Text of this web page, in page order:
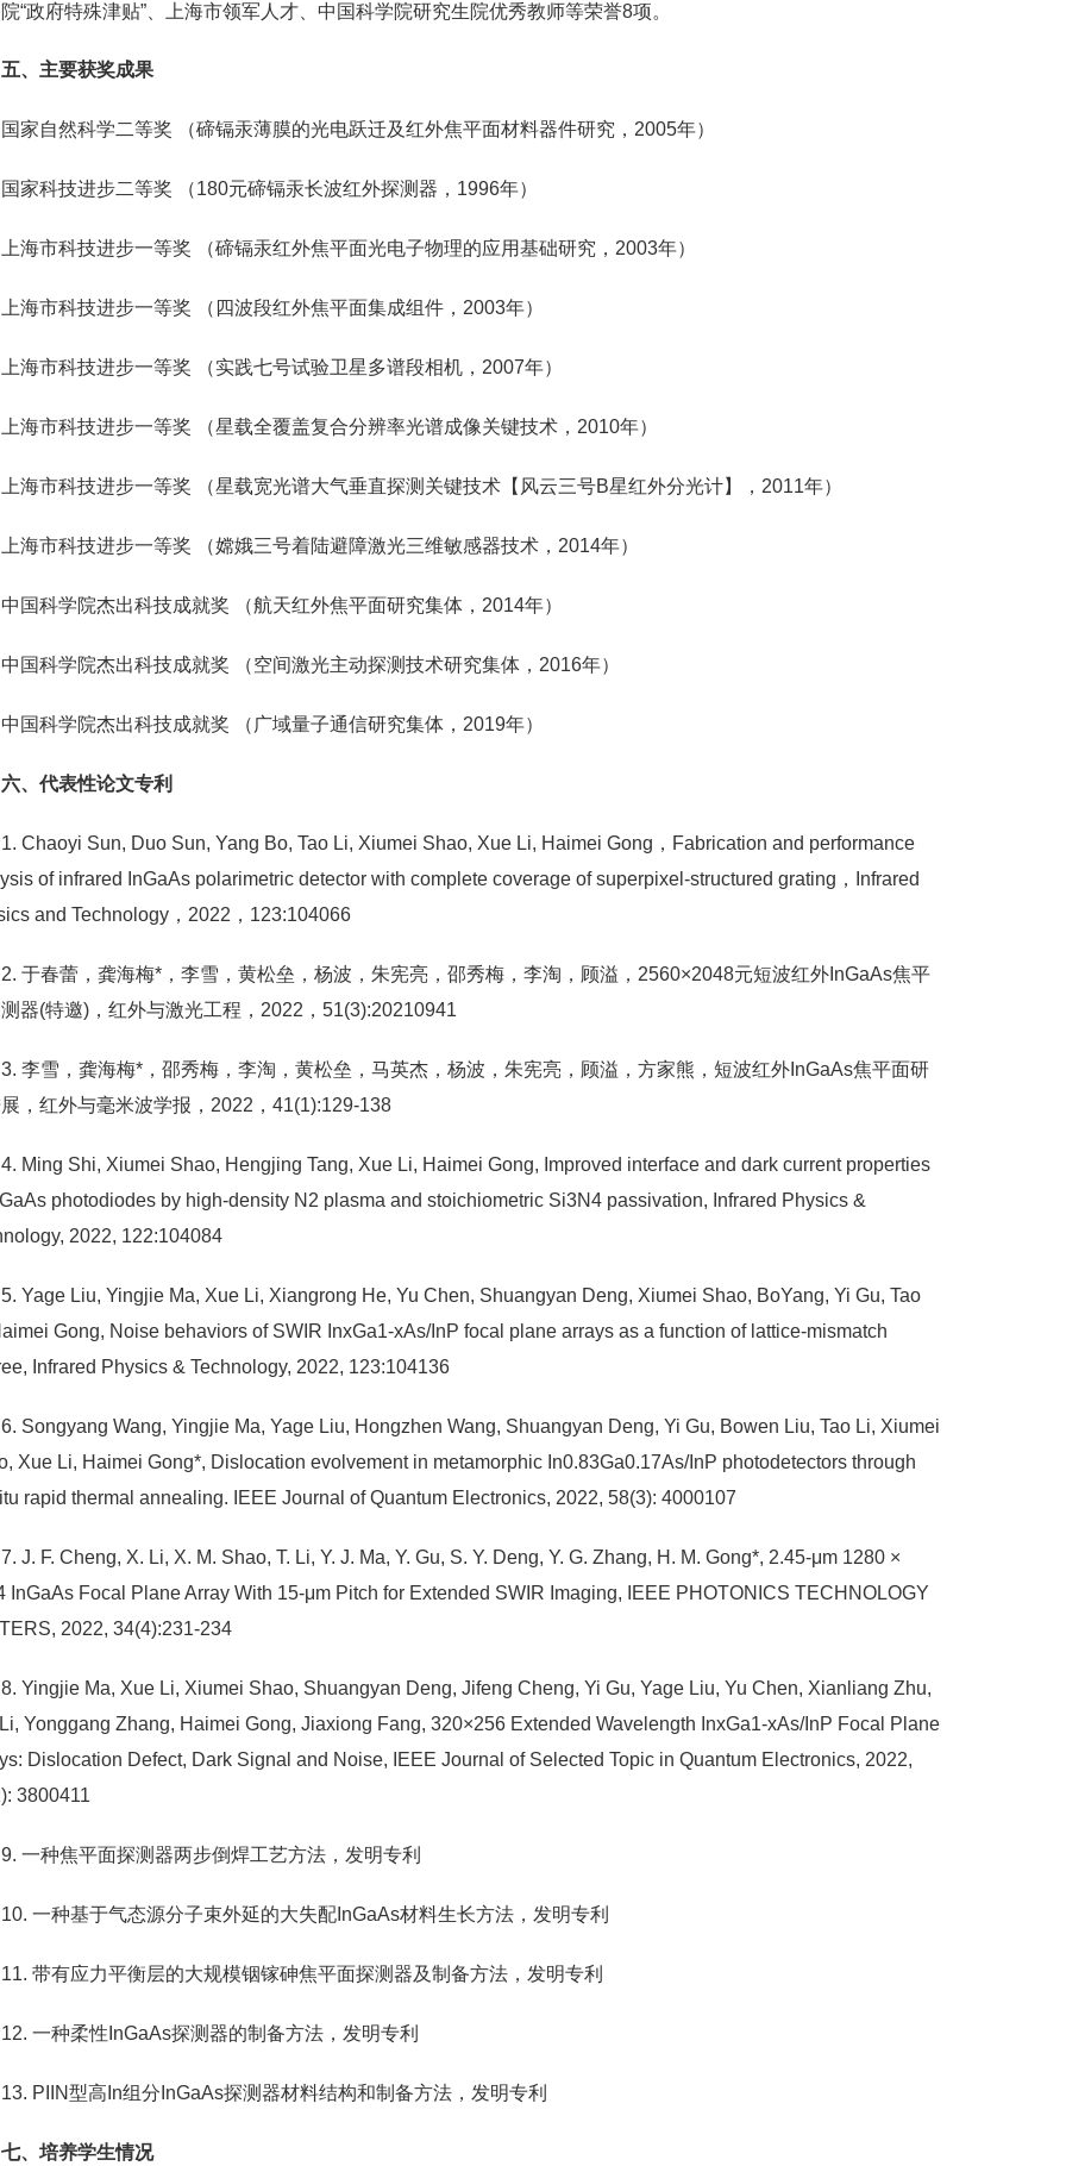
“政府特殊津贴”、上海市领军人才、中国科学院研究生院优秀教师等荣誉8项。
五、主要获奖成果
国家自然科学二等奖 （碲镉汞薄膜的光电跃迁及红外焦平面材料器件研究，2005年）
国家科技进步二等奖 （180元碲镉汞长波红外探测器，1996年）
上海市科技进步一等奖 （碲镉汞红外焦平面光电子物理的应用基础研究，2003年）
上海市科技进步一等奖 （四波段红外焦平面集成组件，2003年）
上海市科技进步一等奖 （实践七号试验卫星多谱段相机，2007年）
上海市科技进步一等奖 （星载全覆盖复合分辨率光谱成像关键技术，2010年）
上海市科技进步一等奖 （星载宽光谱大气垂直探测关键技术【风云三号B星红外分光计】，2011年）
上海市科技进步一等奖 （嫦娥三号着陆避障激光三维敏感器技术，2014年）
中国科学院杰出科技成就奖 （航天红外焦平面研究集体，2014年）
中国科学院杰出科技成就奖 （空间激光主动探测技术研究集体，2016年）
中国科学院杰出科技成就奖 （广域量子通信研究集体，2019年）
六、代表性论文专利
1. Chaoyi Sun, Duo Sun, Yang Bo, Tao Li, Xiumei Shao, Xue Li, Haimei Gong，Fabrication and performance
of infrared InGaAs polarimetric detector with complete coverage of superpixel-structured grating，Infrared
and Technology，2022，123:104066
2. 于春蕾，龚海梅*，李雪，黄松垒，杨波，朱宪亮，邵秀梅，李淘，顾溢，2560×2048元短波红外InGaAs焦平
器(特邀)，红外与激光工程，2022，51(3):20210941
3. 李雪，龚海梅*，邵秀梅，李淘，黄松垒，马英杰，杨波，朱宪亮，顾溢，方家熊，短波红外InGaAs焦平面研
，红外与毫米波学报，2022，41(1):129-138
4. Ming Shi, Xiumei Shao, Hengjing Tang, Xue Li, Haimei Gong, Improved interface and dark current properties
photodiodes by high-density N2 plasma and stoichiometric Si3N4 passivation, Infrared Physics &
2022, 122:104084
5. Yage Liu, Yingjie Ma, Xue Li, Xiangrong He, Yu Chen, Shuangyan Deng, Xiumei Shao, BoYang, Yi Gu, Tao
Gong, Noise behaviors of SWIR InxGa1-xAs/InP focal plane arrays as a function of lattice-mismatch
Infrared Physics & Technology, 2022, 123:104136
6. Songyang Wang, Yingjie Ma, Yage Liu, Hongzhen Wang, Shuangyan Deng, Yi Gu, Bowen Liu, Tao Li, Xiumei
Xue Li, Haimei Gong*, Dislocation evolvement in metamorphic In0.83Ga0.17As/InP photodetectors through
rapid thermal annealing. IEEE Journal of Quantum Electronics, 2022, 58(3): 4000107
7. J. F. Cheng, X. Li, X. M. Shao, T. Li, Y. J. Ma, Y. Gu, S. Y. Deng, Y. G. Zhang, H. M. Gong*, 2.45-μm 1280 ×
InGaAs Focal Plane Array With 15-μm Pitch for Extended SWIR Imaging, IEEE PHOTONICS TECHNOLOGY
2022, 34(4):231-234
8. Yingjie Ma, Xue Li, Xiumei Shao, Shuangyan Deng, Jifeng Cheng, Yi Gu, Yage Liu, Yu Chen, Xianliang Zhu,
Yonggang Zhang, Haimei Gong, Jiaxiong Fang, 320×256 Extended Wavelength InxGa1-xAs/InP Focal Plane
Dislocation Defect, Dark Signal and Noise, IEEE Journal of Selected Topic in Quantum Electronics, 2022,
3800411
9. 一种焦平面探测器两步倒焊工艺方法，发明专利
10. 一种基于气态源分子束外延的大失配InGaAs材料生长方法，发明专利
11. 带有应力平衡层的大规模铟镓砷焦平面探测器及制备方法，发明专利
12. 一种柔性InGaAs探测器的制备方法，发明专利
13. PIIN型高In组分InGaAs探测器材料结构和制备方法，发明专利
七、培养学生情况